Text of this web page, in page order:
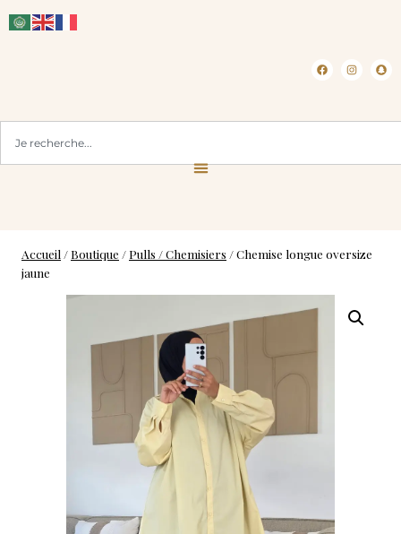
Accueil /Boutique / Pulls / Chemisiers /Chemise longue oversize
jaune